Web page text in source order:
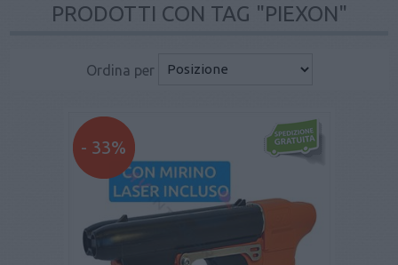
PRODOTTI CON TAG "PIEXON"
Ordina per
- 33%